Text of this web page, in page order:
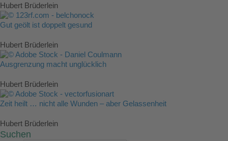
Hubert Brüderlein
Gut geölt ist doppelt gesund
Hubert Brüderlein
Ausgrenzung macht unglücklich
Hubert Brüderlein
Zeit heilt … nicht alle Wunden – aber Gelassenheit
Hubert Brüderlein
Suchen